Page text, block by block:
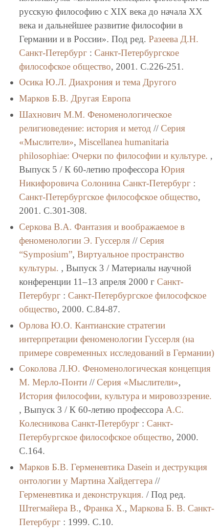
русскую философию с XIX века до начала XX
века и дальнейшее развитие философии в
Германии и в России». Под ред. Разеева Д.Н.
Санкт-Петербург: Санкт-Петербургское
философское общество, 2001. C.226-251.
Осика Ю.Л. Диахрония и тема Другого
Марков Б.В. Другая Европа
Шахнович М.М. Феноменологическое
религиоведение: история и метод // Серия
«Мыслители», Miscellanea humanitaria
philosоphiae: Очерки по философии и культуре. ,
Выпуск 5 / К 60-летию профессора Юрия
Никифоровича Солонина Санкт-Петербург:
Санкт-Петербургское философское общество,
2001. C.301-308.
Серкова В.А. Фантазия и воображаемое в
феноменологии Э. Гуссерля// Серия
“Symposium”, Виртуальное пространство
культуры. , Выпуск 3 / Материалы научной
конференции 11–13 апреля 2000 г Санкт-
Петербург: Санкт-Петербургское философское
общество, 2000. C.84-87.
Орлова Ю.О. Кантианские стратегии
интерпретации феноменологии Гуссерля (на
примере современных исследований в Германии)
Соколова Л.Ю. Феноменологическая концепция
М. Мерло-Понти// Серия «Мыслители»,
История философии, культура и мировоззрение.
, Выпуск 3 / К 60-летию профессора А.С.
Колесникова Санкт-Петербург: Санкт-
Петербургское философское общество, 2000.
C.164.
Марков Б.В. Герменевтика Dasein и деструкция
онтологии у Мартина Хайдеггера //
Герменевтика и деконструкция. / Под ред.
Штегмайера В., Франка Х., Маркова Б. В. Санкт-
Петербург: 1999. C.10.